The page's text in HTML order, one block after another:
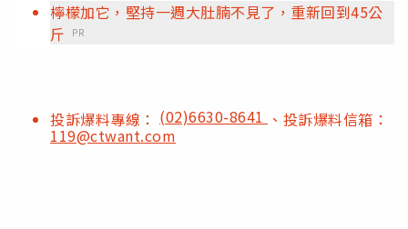
檸檬加它，堅持一週大肚腩不見了，重新回到45公
斤
PR
投訴爆料專線： (02)6630-8641 、投訴爆料信箱：
119@ctwant.com